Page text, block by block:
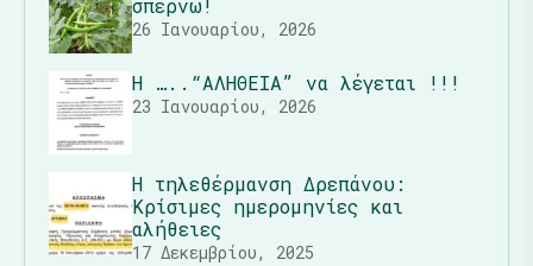
σπέρνω!
26 Ιανουαρίου, 2026
Η …..“ΑΛΗΘΕΙΑ” να λέγεται !!!
23 Ιανουαρίου, 2026
Η τηλεθέρμανση Δρεπάνου:
Κρίσιμες ημερομηνίες και
αλήθειες
17 Δεκεμβρίου, 2025